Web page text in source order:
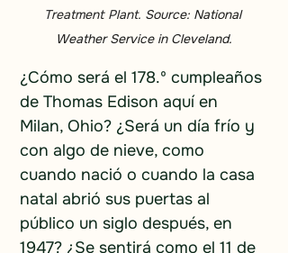
Treatment Plant. Source: National
Weather Service in Cleveland.
¿Cómo será el 178.º cumpleaños
de Thomas Edison aquí en
Milan, Ohio? ¿Será un día frío y
con algo de nieve, como
cuando nació o cuando la casa
natal abrió sus puertas al
público un siglo después, en
1947? ¿Se sentirá como el 11 de